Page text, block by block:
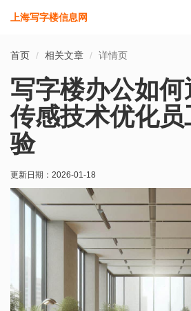
上海写字楼信息网
首页 相关文章 详情页
写字楼办公如
传感技术优化
验
更新日期： 2026-01-18